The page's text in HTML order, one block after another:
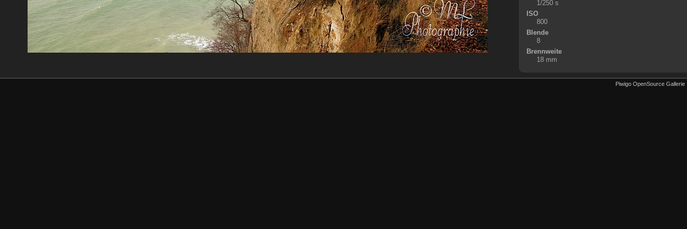
1/250 s
ISO
800
Blende
8
Brennweite
18 mm
Piwigo OpenSource Gallerie